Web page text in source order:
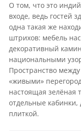
О том, что это
входе, ведь гостей
одна такая же
штрихов: мебель
декоративный
национальными
Пространство
«живыми»
настоящая зелёная
отдельные
плиткой.